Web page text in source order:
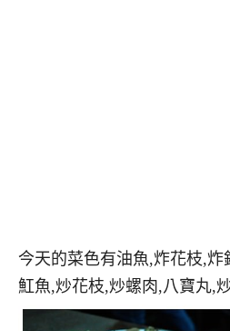
今天的菜色有油魚,炸花枝,
魟魚,炒花枝,炒螺肉,八寶丸,